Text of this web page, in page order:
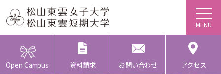
Open Campus 資料請求 お問い合わせ アクセス